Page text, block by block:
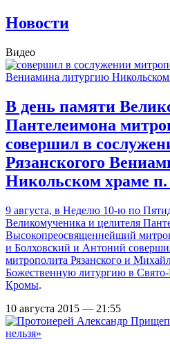
Новости
Видео
В день памяти
Пантелеимона
совершил в
Рязанскогого
Никольском храме
9 августа, в Неделю 10-ю по
Великомученика и целителя
Высокопреосвященнейший
и Болховский и Антоний
митрополита Рязанского и
Божественную литургию в
Кромы.
10 августа 2015 — 21:55